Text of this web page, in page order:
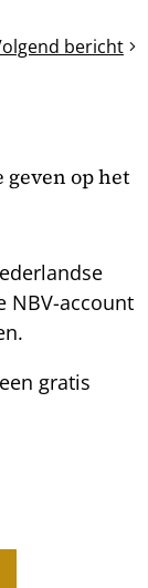
bericht
geven op het
NBV-account
gratis